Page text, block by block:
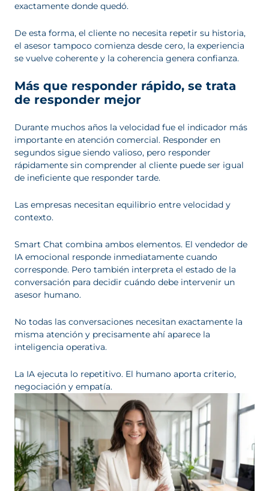
exactamente donde quedó.
De esta forma, el cliente no necesita repetir su historia,
el asesor tampoco comienza desde cero, la experiencia
se vuelve coherente y la coherencia genera confianza.
Más que responder rápido, se trata
de responder mejor
Durante muchos años la velocidad fue el indicador más
importante en atención comercial. Responder en
segundos sigue siendo valioso, pero responder
rápidamente sin comprender al cliente puede ser igual
de ineficiente que responder tarde.
Las empresas necesitan equilibrio entre velocidad y
contexto.
Smart Chat combina ambos elementos. El vendedor de
IA emocional responde inmediatamente cuando
corresponde. Pero también interpreta el estado de la
conversación para decidir cuándo debe intervenir un
asesor humano.
No todas las conversaciones necesitan exactamente la
misma atención y precisamente ahí aparece la
inteligencia operativa.
La IA ejecuta lo repetitivo. El humano aporta criterio,
negociación y empatía.